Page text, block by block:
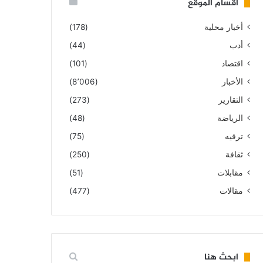
أقسام الموقع
أخبار محلية
(178)
أدب
(44)
اقتصاد
(101)
الأخبار
(8٬006)
التقارير
(273)
الرياضة
(48)
ترقيه
(75)
ثقافة
(250)
مقابلات
(51)
مقالات
(477)
ابحث هنا